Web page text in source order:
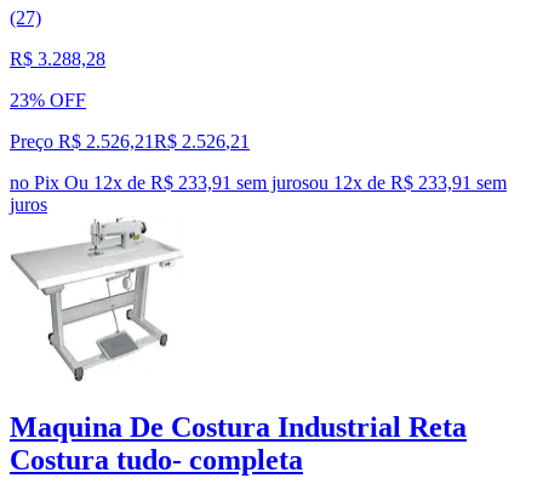
(27)
R$ 3.288,28
23% OFF
Preço R$ 2.526,21R$ 2.526,21
no Pix Ou 12x de R$ 233,91 sem jurosou 12x de R$ 233,91 sem
juros
Maquina De Costura Industrial Reta
Costura tudo- completa